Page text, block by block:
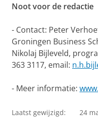
Noot voor de redactie
- Contact: Peter
Groningen Business
Nikolaj Bijleveld,
363 3117, email:
- Meer informatie:
Laatst gewijzigd: 24